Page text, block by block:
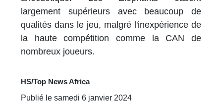
largement supérieurs avec beaucoup de
qualités dans le jeu, malgré l'inexpérience de
la haute compétition comme la CAN de
nombreux joueurs.
HS/Top News Africa
Publié le samedi 6 janvier 2024